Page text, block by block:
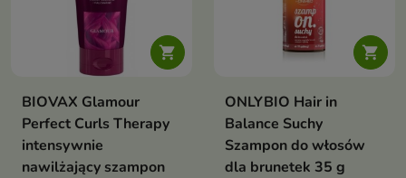

BIOVAX Glamour
Perfect Curls Therapy
intensywnie
nawilżający szampon

ONLYBIO Hair in
Balance Suchy
Szampon do włosów
dla brunetek 35 g